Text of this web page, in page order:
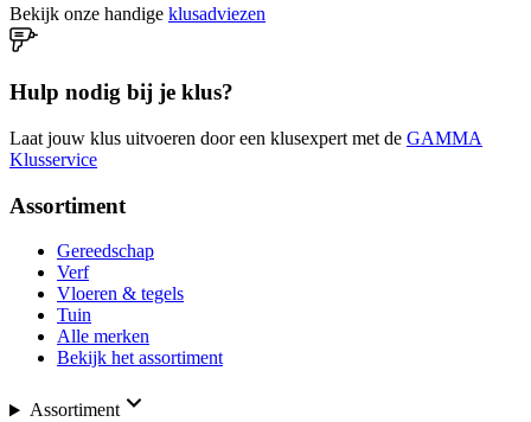
Bekijk onze handige klusadviezen
Hulp nodig bij je klus?
Laat jouw klus uitvoeren door een klusexpert met de GAMMA
Klusservice
Assortiment
Gereedschap
Verf
Vloeren & tegels
Tuin
Alle merken
Bekijk het assortiment
Assortiment